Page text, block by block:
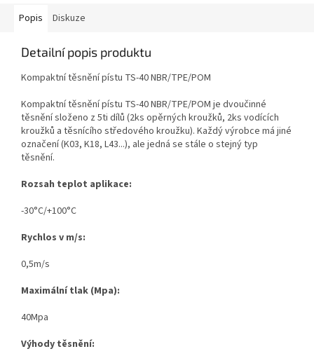
Popis Diskuze
Detailní popis produktu
Kompaktní těsnění pístu TS-40 NBR/TPE/POM
Kompaktní těsnění pístu TS-40 NBR/TPE/POM je dvoučinné
těsnění složeno z 5ti dílů (2ks opěrných kroužků, 2ks vodících
kroužků a těsnícího středového kroužku). Každý výrobce má jiné
označení (K03, K18, L43...), ale jedná se stále o stejný typ
těsnění.
Rozsah teplot aplikace:
-30°C/+100°C
Rychlos v m/s:
0,5m/s
Maximální tlak (Mpa):
40Mpa
Výhody těsnění: